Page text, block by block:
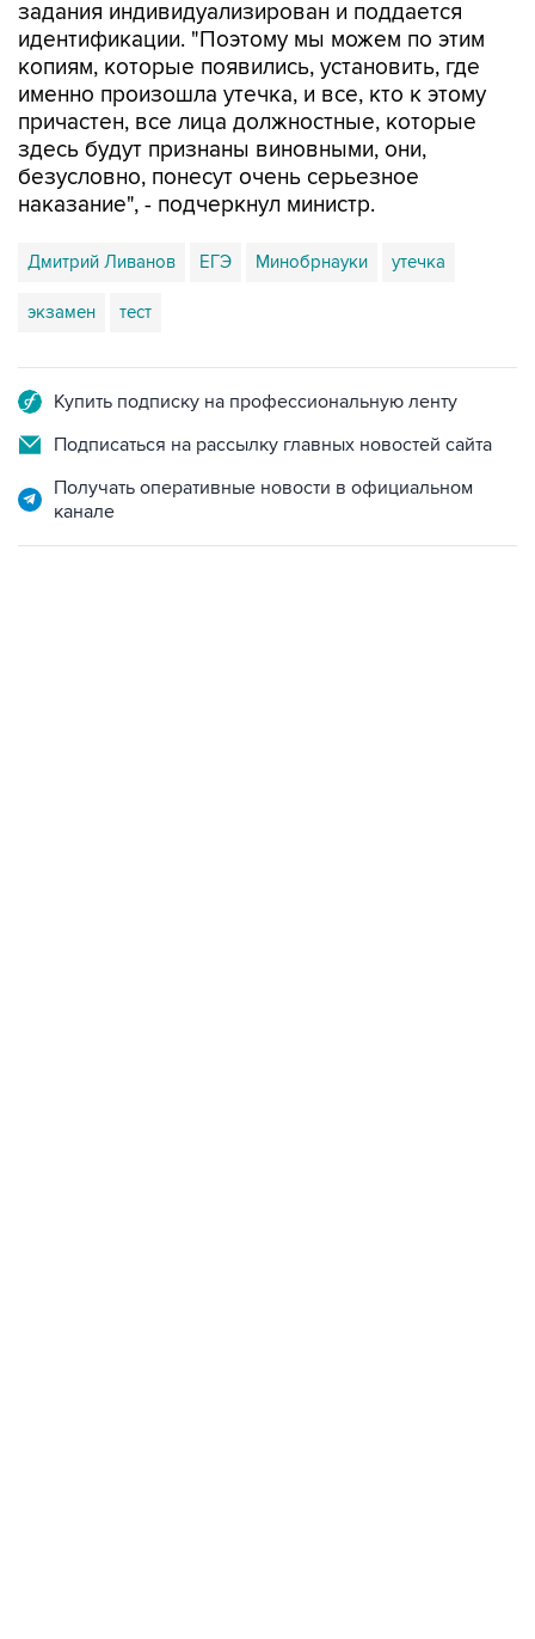
задания индивидуализирован и поддается
идентификации. "Поэтому мы можем по этим
копиям, которые появились, установить, где
именно произошла утечка, и все, кто к этому
причастен, все лица должностные, которые
здесь будут признаны виновными, они,
безусловно, понесут очень серьезное
наказание", - подчеркнул министр.
Дмитрий Ливанов ЕГЭ Минобрнауки утечка
экзамен тест
Купить подписку на профессиональную ленту
Подписаться на рассылку главных новостей сайта
Получать оперативные новости в официальном
канале